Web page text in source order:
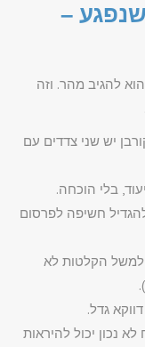
שנפגע –
להגיב מהר. וזה
יש שני צדדים עם
בלי הוכחה.
חשיפה לפרסום
הקלטות לא
גדל.
לא נכון יכול להיראות